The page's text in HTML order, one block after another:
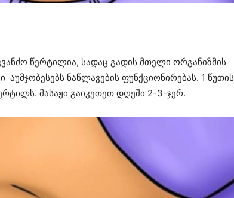
წერტილია, სადაც გადის მთელი ორგანიზმის
აუმჯობესებს ნაწლავების ფუნქციონირებას. 1 წუთის
მასაჟი გაიკეთეთ დღეში 2-3-ჯერ.